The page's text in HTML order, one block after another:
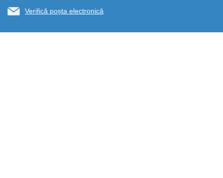
Verifică poșta electronică